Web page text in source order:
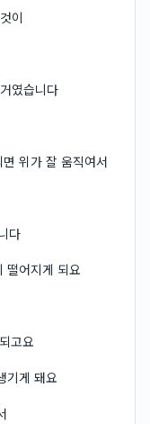
이
였습니다
위가 잘 움직여서
다
떨어지게 되요
고요
기게 돼요